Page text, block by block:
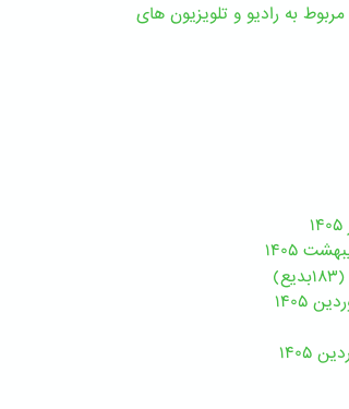
به رادیو و تلویزیون های